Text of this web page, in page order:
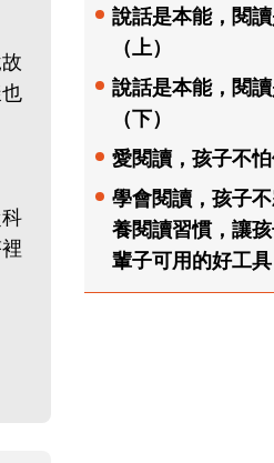
說話是本能，閱
（上）
說話是本能，閱
（下）
愛閱讀，孩子不
學會閱讀，孩子
養閱讀習慣，讓
輩子可用的好工具